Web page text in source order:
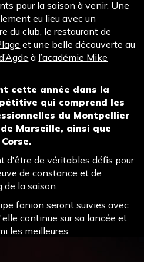
pour la saison à venir. Une
eu lieu avec un
du club, le restaurant de
et une belle découverte au
à l’académie Mike
cette année dans la
qui comprend les
du Montpellier
Marseille, ainsi que
d'être de véritables défis pour
de constance et de
la saison.
fanion seront suivies avec
continue sur sa lancée et
les meilleures.